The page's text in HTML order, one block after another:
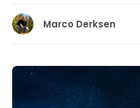
Marco Derksen